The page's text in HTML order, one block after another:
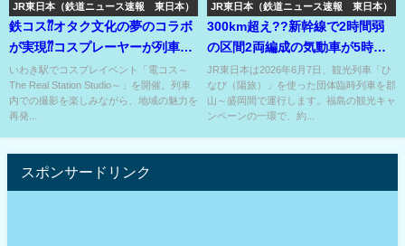
JR東日本（鉄道ニュース速報 東日本）
鉄コス⁇オタク文化の夢のコラボ
が実現⁇コスプレーヤーが列車や
ホームに⁇
いわき駅でコスプレイベント「電コス～
The Real Station Studio～」を開催。列車
内での撮影を楽しみながら、地域の魅力を
再発...
JR東日本（鉄道ニュース速報 東日本）
300km超え??新幹線で2時間弱
の区間2両編成の気動車が5時間
以上かけて走る⁉
JR東日本は2026年6月7日、観光列車「ひ
なび（陽旅）」を使った団体臨時列車を郡
山～盛岡間で運行します。福島の観光キャ
ンペーンの一環で、約...
スポンサードリンク